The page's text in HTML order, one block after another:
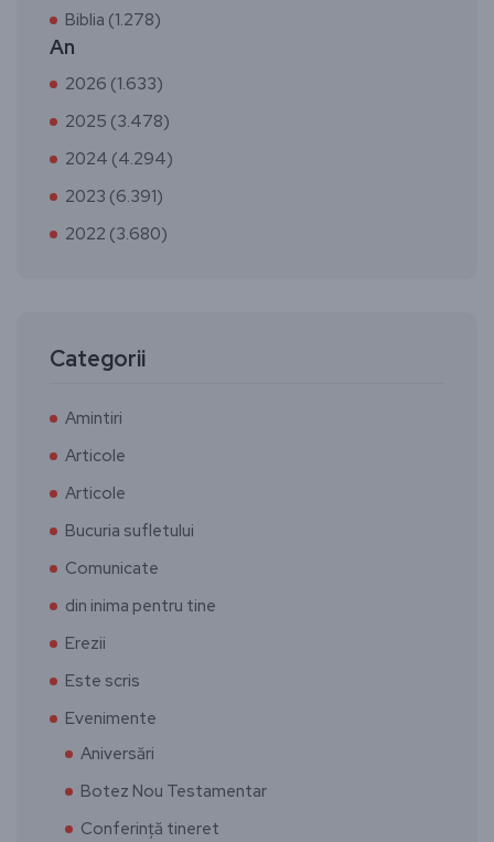
Biblia (1.278)
An
2026 (1.633)
2025 (3.478)
2024 (4.294)
2023 (6.391)
2022 (3.680)
Categorii
Amintiri
Articole
Articole
Bucuria sufletului
Comunicate
din inima pentru tine
Erezii
Este scris
Evenimente
Aniversări
Botez Nou Testamentar
Conferință tineret